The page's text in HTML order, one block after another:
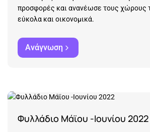
προσφορές και ανανέωσε τους χώρους
εύκολα και οικονομικά.
Ανάγνωση
Φυλλάδιο Μάϊου -Ιουνίου 2022